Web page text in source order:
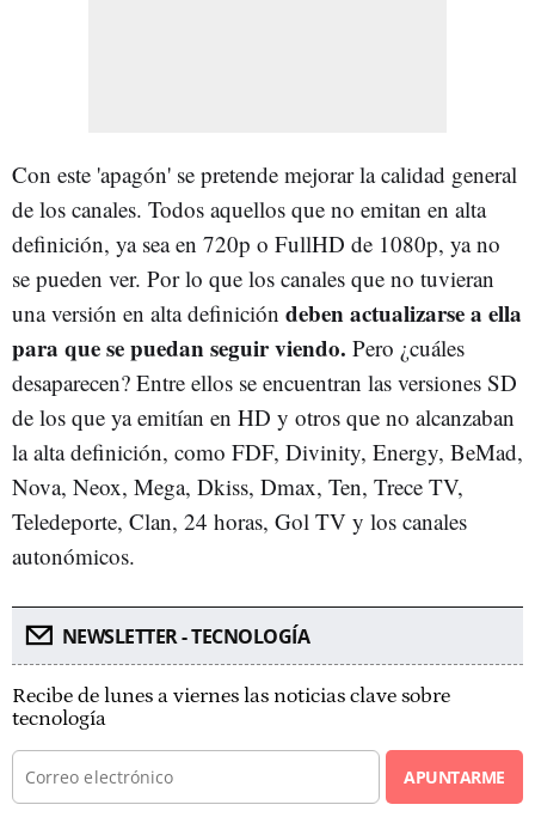
Con este 'apagón' se pretende mejorar la calidad general
de los canales. Todos aquellos que no emitan en alta
definición, ya sea en 720p o FullHD de 1080p, ya no
se pueden ver. Por lo que los canales que no tuvieran
una versión en alta definición deben actualizarse a ella
para que se puedan seguir viendo. Pero ¿cuáles
desaparecen? Entre ellos se encuentran las versiones SD
de los que ya emitían en HD y otros que no alcanzaban
la alta definición, como FDF, Divinity, Energy, BeMad,
Nova, Neox, Mega, Dkiss, Dmax, Ten, Trece TV,
Teledeporte, Clan, 24 horas, Gol TV y los canales
autonómicos.
NEWSLETTER - TECNOLOGÍA
Recibe de lunes a viernes las noticias clave sobre
tecnología
APUNTARME